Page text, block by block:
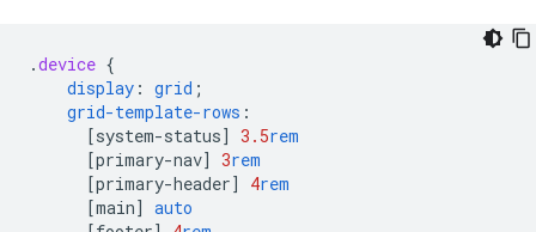
.device {
display : grid ;
grid-template-rows :
[system-status] 3.5rem
[primary-nav] 3rem
[primary-header] 4rem
[main] auto